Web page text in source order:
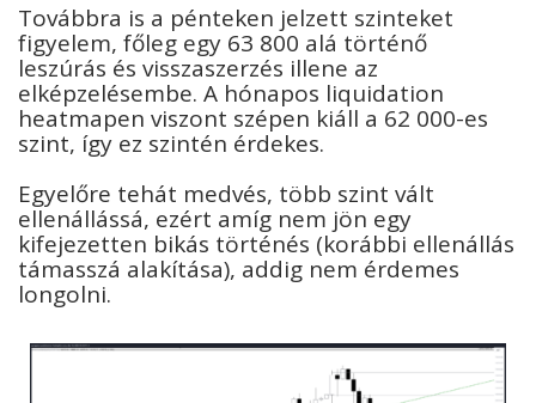
Továbbra is a pénteken jelzett szinteket
figyelem, főleg egy 63 800 alá történő
leszúrás és visszaszerzés illene az
elképzelésembe. A hónapos liquidation
heatmapen viszont szépen kiáll a 62 000-es
szint, így ez szintén érdekes.
Egyelőre tehát medvés, több szint vált
ellenállássá, ezért amíg nem jön egy
kifejezetten bikás történés (korábbi ellenállás
támasszá alakítása), addig nem érdemes
longolni.